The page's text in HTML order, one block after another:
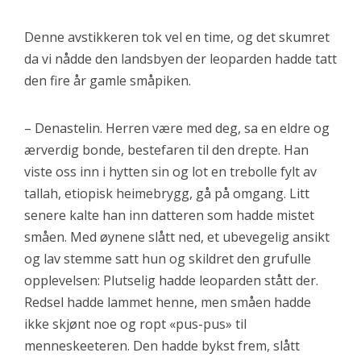
Denne avstikkeren tok vel en time, og det skumret
da vi nådde den landsbyen der leoparden hadde tatt
den fire år gamle småpiken.
– Denastelin. Herren være med deg, sa en eldre og
ærverdig bonde, bestefaren til den drepte. Han
viste oss inn i hytten sin og lot en trebolle fylt av
tallah, etiopisk heimebrygg, gå på omgang. Litt
senere kalte han inn datteren som hadde mistet
småen. Med øynene slått ned, et ubevegelig ansikt
og lav stemme satt hun og skildret den grufulle
opplevelsen: Plutselig hadde leoparden stått der.
Redsel hadde lammet henne, men småen hadde
ikke skjønt noe og ropt «pus-pus» til
menneskeeteren. Den hadde bykst frem, slått